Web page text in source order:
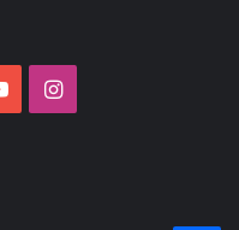
YouTubeInstagram